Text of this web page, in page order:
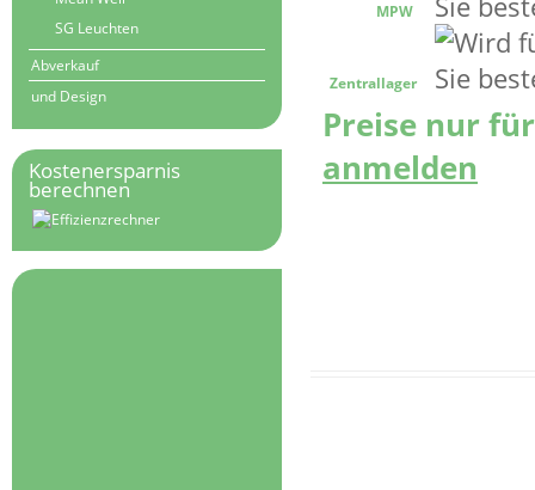
MPW
Zentrallager
Preise nur
anmelden
SG Leuchten
Abverkauf
und Design
Kostenersparnis
berechnen